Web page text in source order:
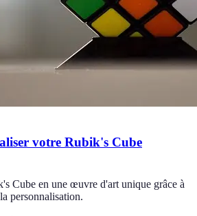
votre Rubik's Cube
Cube en une œuvre d'art unique grâce à
personnalisation.